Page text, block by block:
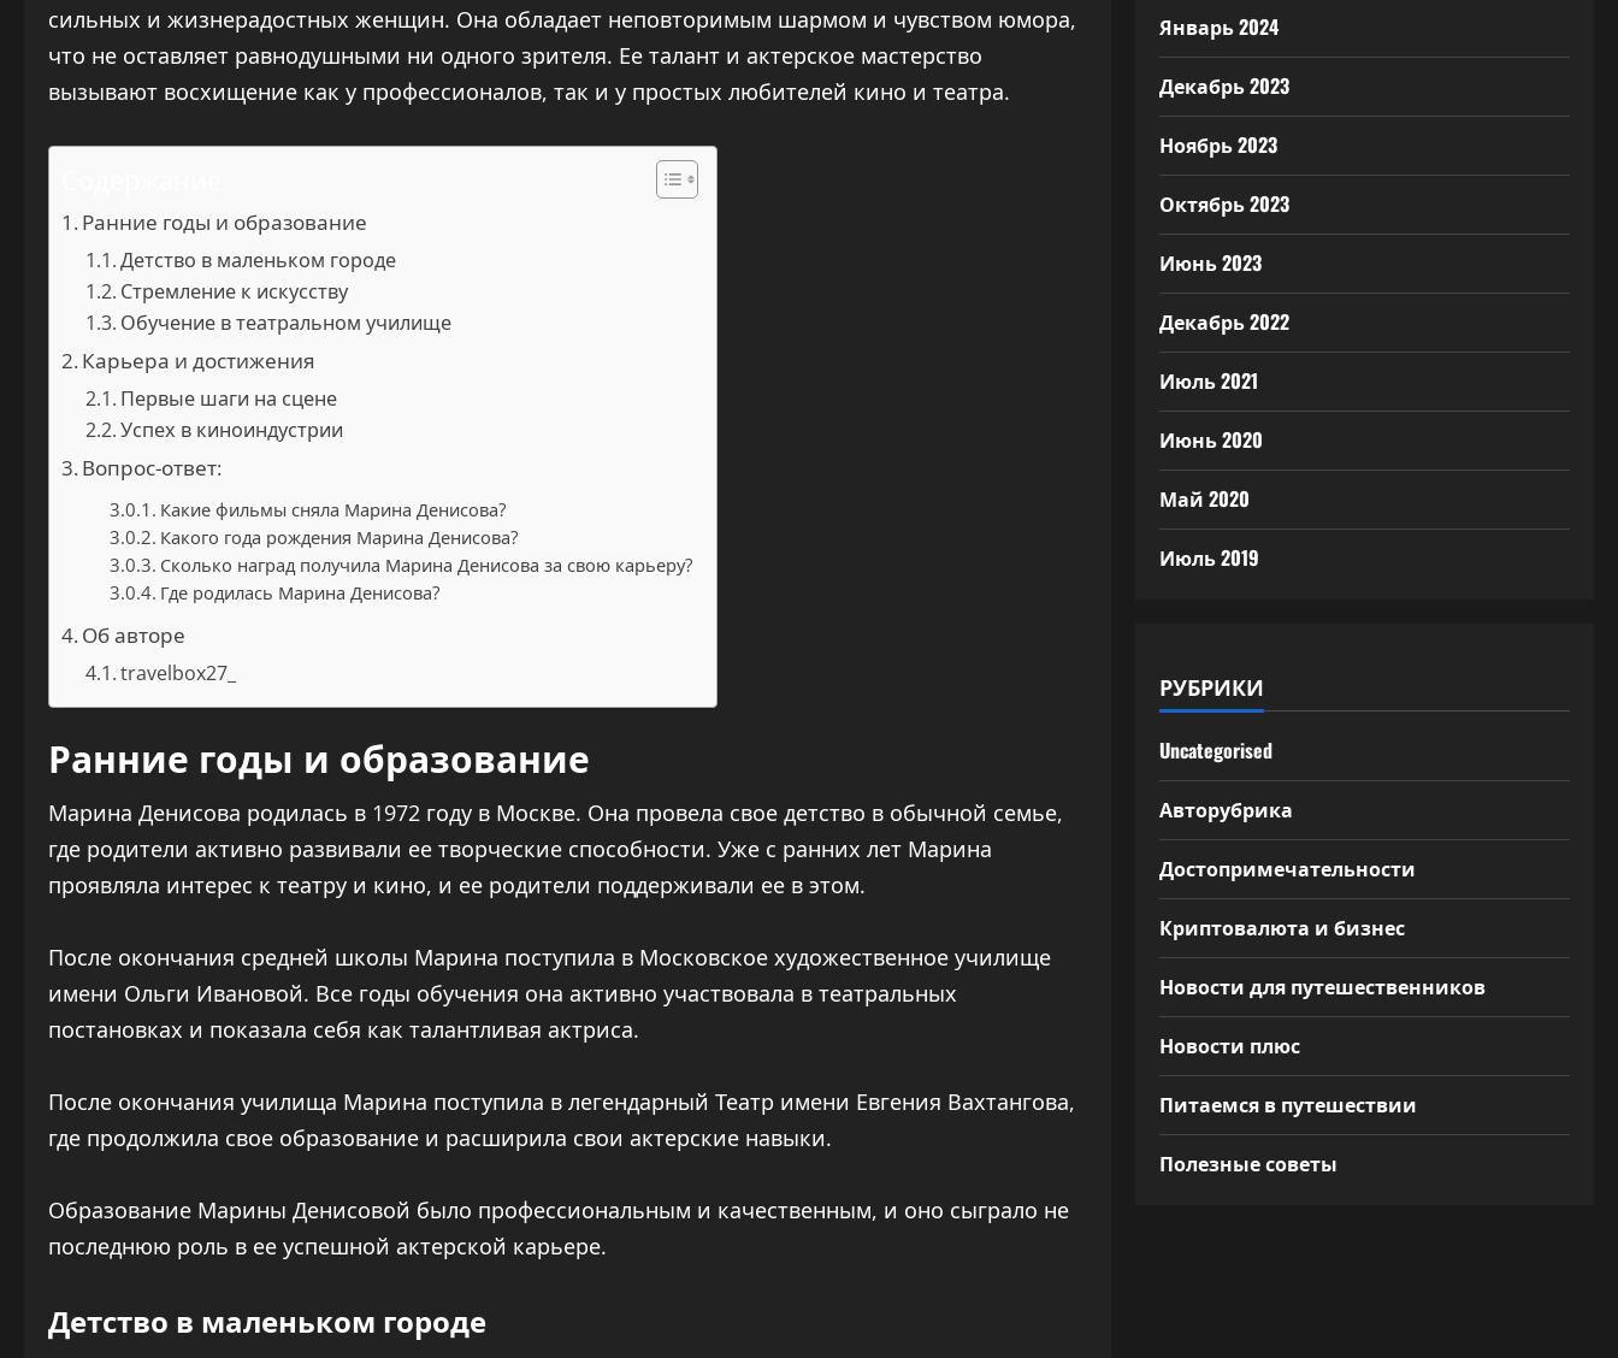
сильных и жизнерадостных женщин. Она обладает неповторимым шармом и чувством юмора,
что не оставляет равнодушными ни одного зрителя. Ее талант и актерское мастерство
вызывают восхищение как у профессионалов, так и у простых любителей кино и театра.
Ранние годы и образование
Детство в маленьком городе
Стремление к искусству
Обучение в театральном училище
Карьера и достижения
Первые шаги на сцене
Успех в киноиндустрии
Вопрос-ответ:
Какие фильмы сняла Марина Денисова?
Какого года рождения Марина Денисова?
Сколько наград получила Марина Денисова за свою карьеру?
Где родилась Марина Денисова?
Об авторе
travelbox27_
Ранние годы и образование
Марина Денисова родилась в 1972 году в Москве. Она провела свое детство в обычной семье,
где родители активно развивали ее творческие способности. Уже с ранних лет Марина
проявляла интерес к театру и кино, и ее родители поддерживали ее в этом.
После окончания средней школы Марина поступила в Московское художественное училище
имени Ольги Ивановой. Все годы обучения она активно участвовала в театральных
постановках и показала себя как талантливая актриса.
После окончания училища Марина поступила в легендарный Театр имени Евгения Вахтангова,
где продолжила свое образование и расширила свои актерские навыки.
Образование Марины Денисовой было профессиональным и качественным, и оно сыграло не
последнюю роль в ее успешной актерской карьере.
Детство в маленьком городе
Январь 2024
Декабрь 2023
Ноябрь 2023
Октябрь 2023
Июнь 2023
Декабрь 2022
Июль 2021
Июнь 2020
Май 2020
Июль 2019
РУБРИКИ
Uncategorised
Авторубрика
Достопримечательности
Криптовалюта и бизнес
Новости для путешественников
Новости плюс
Питаемся в путешествии
Полезные советы